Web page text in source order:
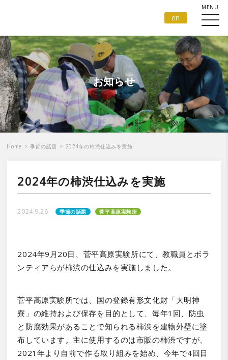
en
お知らせ
Home > 季節の話題 > 2024年の柿渋仕込みを実施
2024年の柿渋仕込みを実施
2024.9.26 季節の話題 菅平高原実験所
2024年9月20日、菅平高原実験所にて、教職員とボラ
ンティアらが柿渋の仕込みを実施しました。
菅平高原実験所では、国の登録有形文化財「大明神
寮」の維持および保存を目的として、毎年1回、防虫
と防腐効果があることで知られる柿渋を建物外壁に塗
布しています。主に使用するのは市販の柿渋ですが、
2021年より自前で作る取り組みを始め、今年で4回目